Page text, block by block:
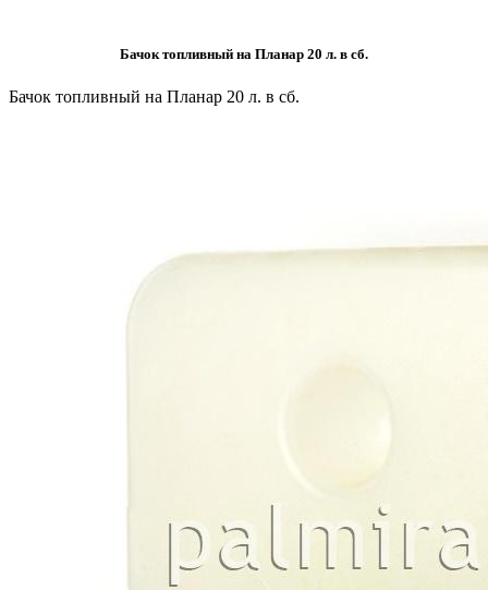
Бачок топливный на Планар 20 л. в сб.
Бачок топливный на Планар 20 л. в сб.